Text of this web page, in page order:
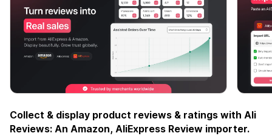
Collect & display product reviews & ratings with Ali
Reviews: An Amazon, AliExpress Review importer.